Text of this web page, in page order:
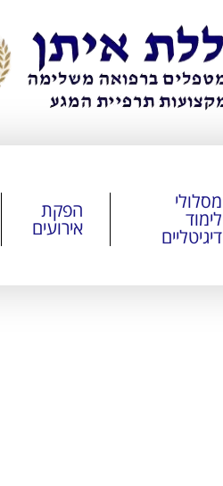
מסלולי
לימוד
דיגיטליים
הפקת
אירועים